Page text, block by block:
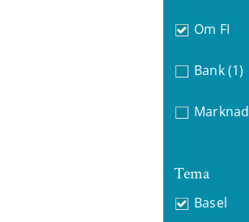
Om FI
Bank (1)
Marknad
Tema
Basel